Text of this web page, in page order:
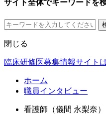
サイト全体でキーワードを
閉じる
臨床研修医募集情報サイト
ホーム
職員インタビュー
看護師（儀間 永梨奈）